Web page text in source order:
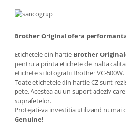
Brother Original ofera
Etichetele din hartie Brother
pentru a printa etichete de inalta
etichete si fotografii Brother VC-500W.
Toate etichetele din hartie CZ sunt
pete. Acestea au un suport adeziv
suprafetelor.
Protejati-va investitia utilizand numai
Genuine!